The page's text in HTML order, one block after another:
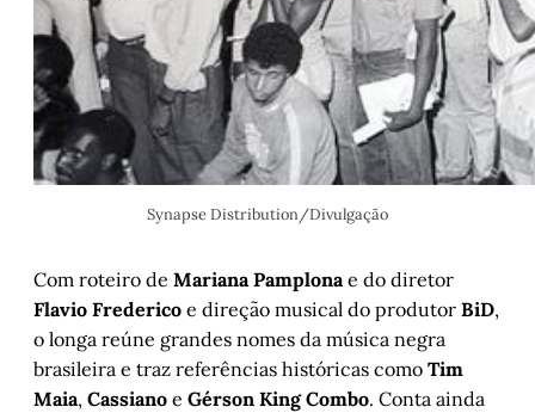
Synapse Distribution/Divulgação
Com roteiro de Mariana Pamplonae do diretor
Flavio Frederico e direção musical do produtor BiD,
o longa reúne grandes nomes da música negra
brasileira e traz referências históricas como Tim
Maia, Cassiano e Gérson King Combo. Conta ainda